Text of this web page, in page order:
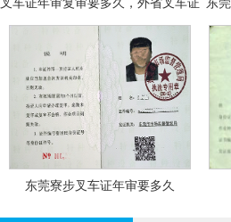
年审换证
东莞寮步叉车证年审要多久